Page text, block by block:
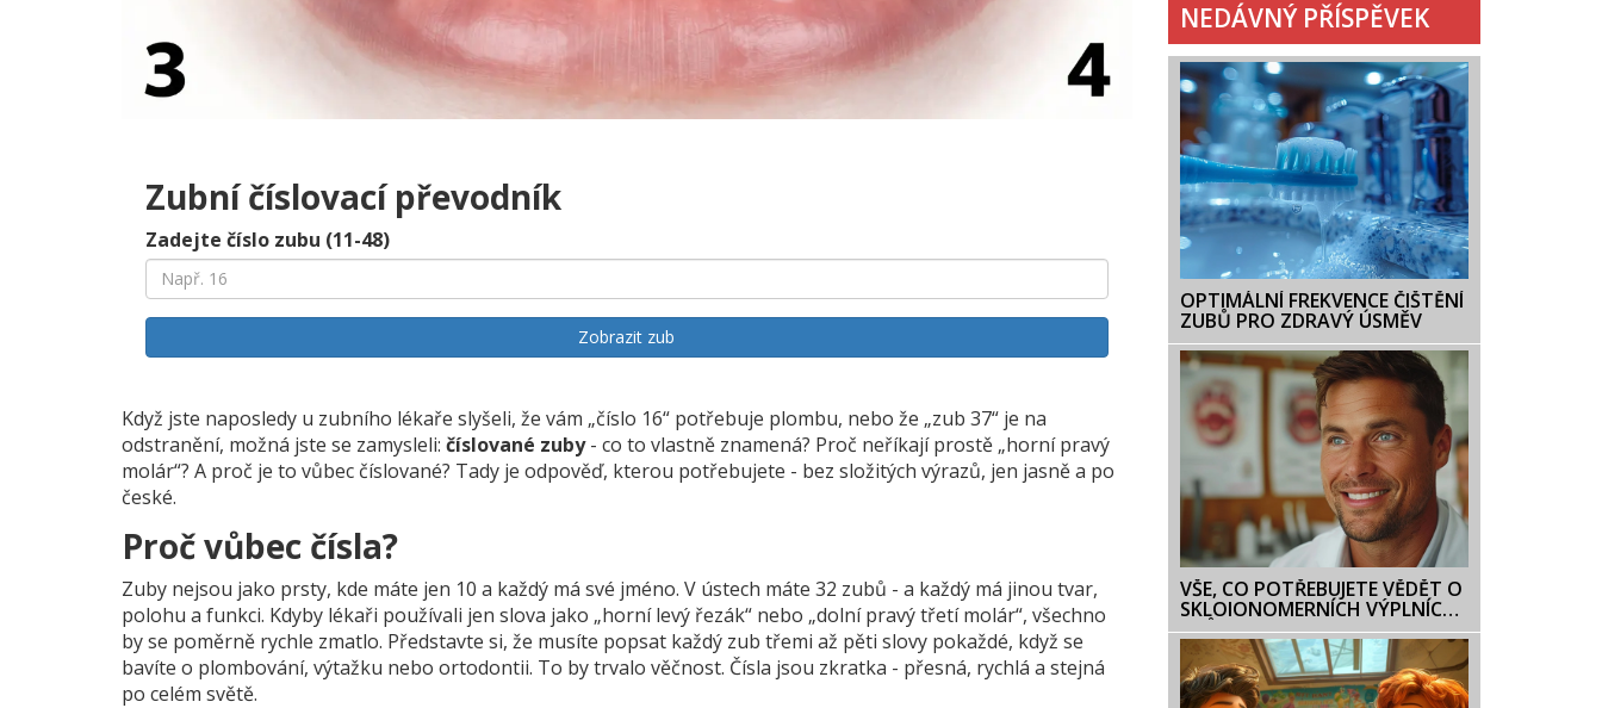
Zubní číslovací převodník
Zadejte číslo zubu (11-48)
Zobrazit zub
Když jste naposledy u zubního lékaře slyšeli, že vám „číslo 16“ potřebuje plombu, nebo že „zub 37“ je na
odstranění, možná jste se zamysleli: číslované zuby- co to vlastně znamená? Proč neříkají prostě „horní pravý
molár“? A proč je to vůbec číslované? Tady je odpověď, kterou potřebujete - bez složitých výrazů, jen jasně a po
české.
Proč vůbec čísla?
Zuby nejsou jako prsty, kde máte jen 10 a každý má své jméno. V ústech máte 32 zubů - a každý má jinou tvar,
polohu a funkci. Kdyby lékaři používali jen slova jako „horní levý řezák“ nebo „dolní pravý třetí molár“, všechno
by se poměrně rychle zmatlo. Představte si, že musíte popsat každý zub třemi až pěti slovy pokaždé, když se
bavíte o plombování, výtažku nebo ortodontii. To by trvalo věčnost. Čísla jsou zkratka - přesná, rychlá a stejná
po celém světě.
NEDÁVNÝ PŘÍSPĚVEK
OPTIMÁLNÍ FREKVENCE ČIŠTĚNÍ
ZUBŮ PRO ZDRAVÝ ÚSMĚV
VŠE, CO POTŘEBUJETE VĚDĚT O
SKLOIONOMERNÍCH VÝPLNÍCH:
PRŮVODCE PRO PACIENTY